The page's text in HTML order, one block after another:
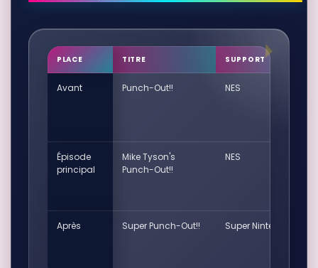
PLACE TITRE SUPPORT
Avant Punch-Out!! NES
Épisode
principal
Mike Tyson's
Punch-Out!!
NES
Après Super Punch-Out!! Super Nintendo